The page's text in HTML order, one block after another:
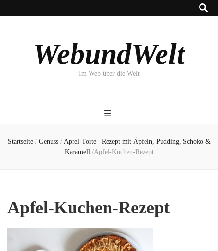
WebundWelt
Im Web über die Welt
Startseite / Genuss / Apfel-Torte | Rezept mit Äpfeln, Pudding, Schoko &
Karamell /Apfel-Kuchen-Rezept
Apfel-Kuchen-Rezept